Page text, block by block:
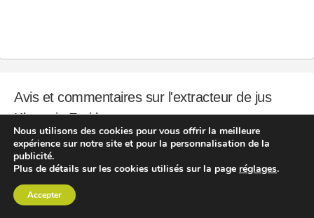
Avis et commentaires sur l'extracteur de jus
Klarstein Fruitberry
Ci-dessous vous pouvez lire descommentaires ou avis sur
cet extracteur de jus
votre question enutilisant le formulaire tout en bas.
SOUSCRIRE À NOTRE NEWSLETTER
Nous utilisons des cookies pour vous offrir la meilleure
expérience sur notre site et pour la personnalisation de la
publicité.
Plus de détails sur les cookies utilisés sur la page réglages.
Accepter